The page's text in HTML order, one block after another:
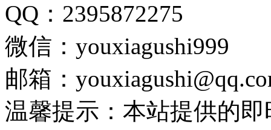
QQ：2395872275
微信：youxiagushi999
邮箱：
温馨提示：本站提供的